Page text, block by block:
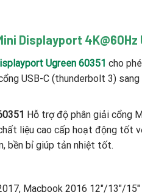
Displayport 4K@60Hz
Ugreen 60351 cho
USB-C (thunderbolt 3) sang
Hỗ trợ độ phân giải cổng
liệu cao cấp hoạt động tốt
bền bỉ giúp tản nhiệt tốt.
Macbook 2016 12″/13″/15″